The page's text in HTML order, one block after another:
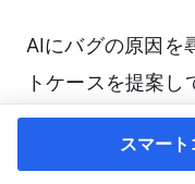
AIにバグの原因を
トケースを提案
は、まるで経験豊
グラミングをし
スマート